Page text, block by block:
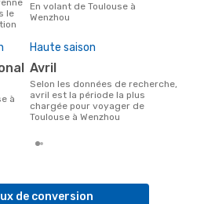
le
En volant de Toulouse à
Wenzhou
Haute saison
avril
Selon les données de recherche,
avril est la période la plus
chargée pour voyager de
Toulouse à Wenzhou
de conversion